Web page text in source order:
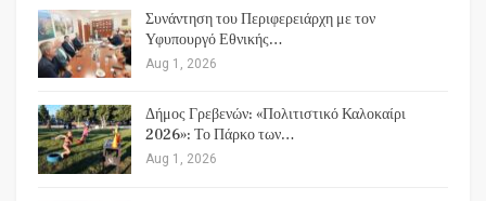
Συνάντηση του Περιφερειάρχη με τον
Υφυπουργό Εθνικής…
Aug 1, 2026
Δήμος Γρεβενών: «Πολιτιστικό Καλοκαίρι
2026»: Το Πάρκο των…
Aug 1, 2026